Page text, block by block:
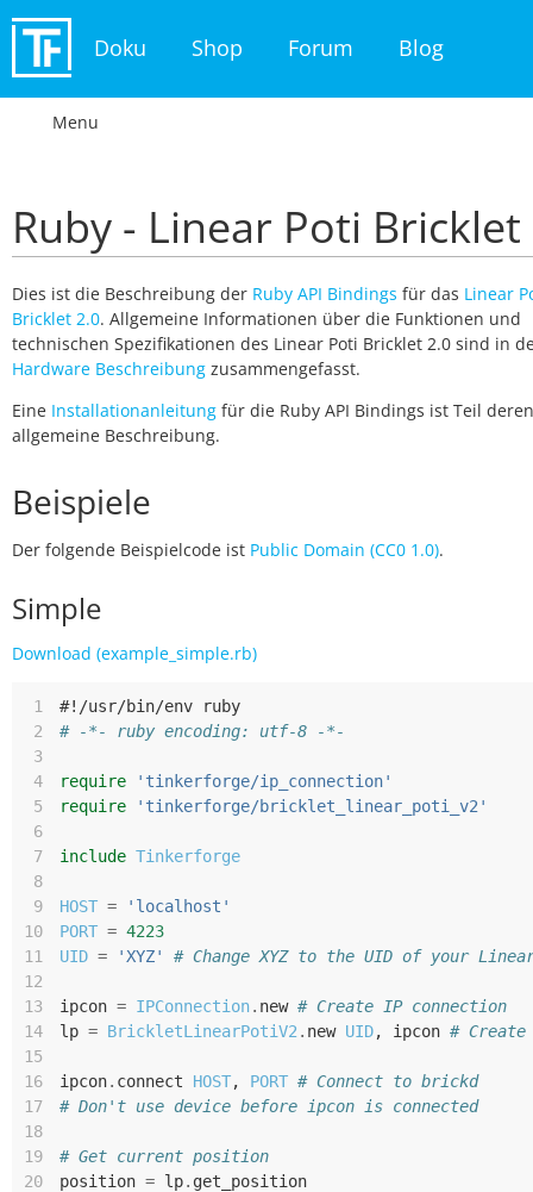
Doku Shop Forum Blog
Menu
Ruby - Linear Poti Bricklet
Dies ist die Beschreibung der Ruby API Bindings für das Linear
Bricklet 2.0. Allgemeine Informationen über die Funktionen und
technischen Spezifikationen des Linear Poti Bricklet 2.0 sind in
Hardware Beschreibung zusammengefasst.
Eine Installationanleitung für die Ruby API Bindings ist Teil deren
allgemeine Beschreibung.
Beispiele
Der folgende Beispielcode ist Public Domain (CC0 1.0).
Simple
Download (example_simple.rb)
1
#!/usr/bin/env ruby
2
# -*- ruby encoding: utf-8 -*-
3
4
require
'tinkerforge/ip_connection'
5
require
'tinkerforge/bricklet_linear_poti_v2'
6
7
include Tinkerforge
8
9
HOST =
'localhost'
10
PORT = 4223
11
UID = 'XYZ'
# Change XYZ to the UID of your
12
13
ipcon = IPConnection. new # Create IP connection
14
lp = BrickletLinearPotiV2 . new UID, ipcon #
15
16
ipcon. connect HOST, PORT # Connect to brickd
17
# Don't use device before ipcon is connected
18
19
# Get current position
20
position = lp. get_position